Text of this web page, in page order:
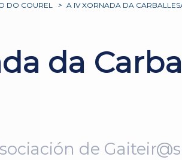
DO COUREL > A IV XORNADA DA
da
de